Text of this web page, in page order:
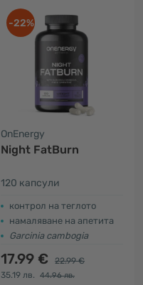
-22%
OnEnergy
Night FatBurn
120 капсули
контрол на теглото
намаляване на апетита
Garcinia cambogia
17.99 €
22.99 €
35.19 лв.
44.96 лв.